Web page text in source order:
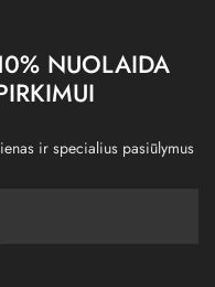
NUOLAIDA
ir specialius pasiūlymus